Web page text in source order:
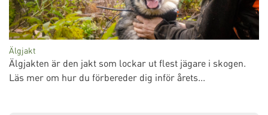
Älgjakt
Älgjakten är den jakt som lockar ut flest jägare i skogen.
Läs mer om hur du förbereder dig inför årets...